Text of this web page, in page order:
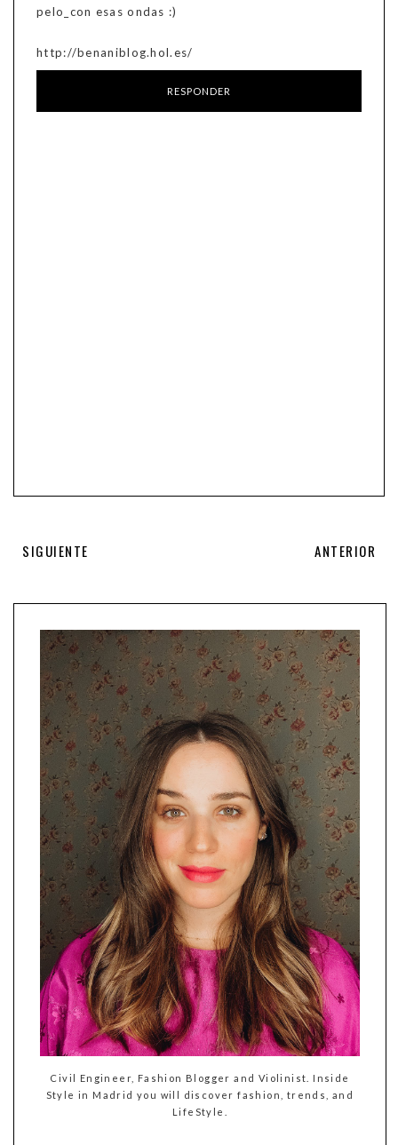
pelo_con esas ondas :)
http://benaniblog.hol.es/
RESPONDER
SIGUIENTE ANTERIOR
Civil Engineer, Fashion Blogger and Violinist. Inside
Style in Madrid you will discover fashion, trends, and
LifeStyle.